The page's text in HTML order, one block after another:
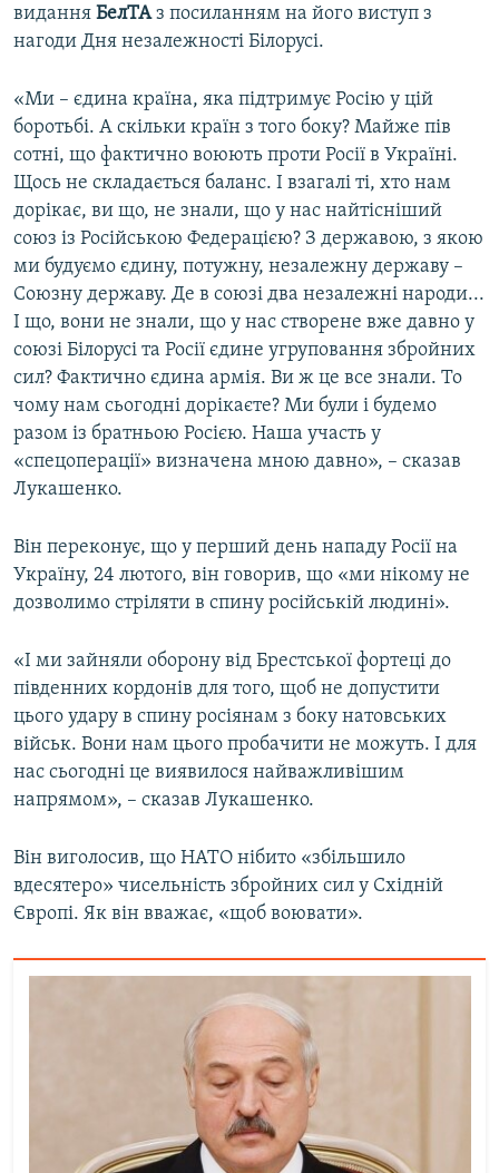
видання БелТАз посиланням на його виступ з
нагоди Дня незалежності Білорусі.
«Ми – єдина країна, яка підтримує Росію у цій
боротьбі. А скільки країн з того боку? Майже пів
сотні, що фактично воюють проти Росії в Україні.
Щось не складається баланс. І взагалі ті, хто нам
дорікає, ви що, не знали, що у нас найтісніший
союз із Російською Федерацією? З державою, з якою
ми будуємо єдину, потужну, незалежну державу –
Союзну державу. Де в союзі два незалежні народи...
І що, вони не знали, що у нас створене вже давно у
союзі Білорусі та Росії єдине угруповання збройних
сил? Фактично єдина армія. Ви ж це все знали. То
чому нам сьогодні дорікаєте? Ми були і будемо
разом із братньою Росією. Наша участь у
«спецоперації» визначена мною давно», – сказав
Лукашенко.
Він переконує, що у перший день нападу Росії на
Україну, 24 лютого, він говорив, що «ми нікому не
дозволимо стріляти в спину російській людині».
«І ми зайняли оборону від Брестської фортеці до
південних кордонів для того, щоб не допустити
цього удару в спину росіянам з боку натовських
військ. Вони нам цього пробачити не можуть. І для
нас сьогодні це виявилося найважливішим
напрямом», – сказав Лукашенко.
Він виголосив, що НАТО нібито «збільшило
вдесятеро» чисельність збройних сил у Східній
Європі. Як він вважає, «щоб воювати».